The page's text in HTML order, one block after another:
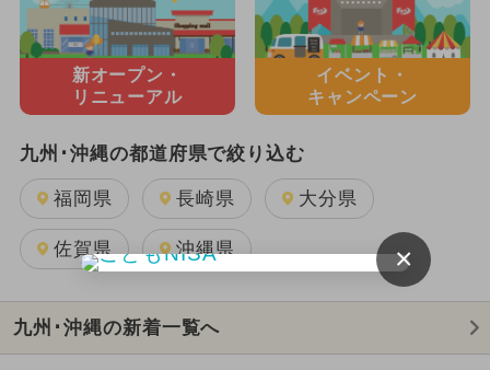
新オープン・
リニューアル
イベント・
キャンペーン
九州･沖縄の都道府県で絞り込む
福岡県 長崎県 大分県
佐賀県 沖縄県
九州･沖縄の新着一覧へ
×